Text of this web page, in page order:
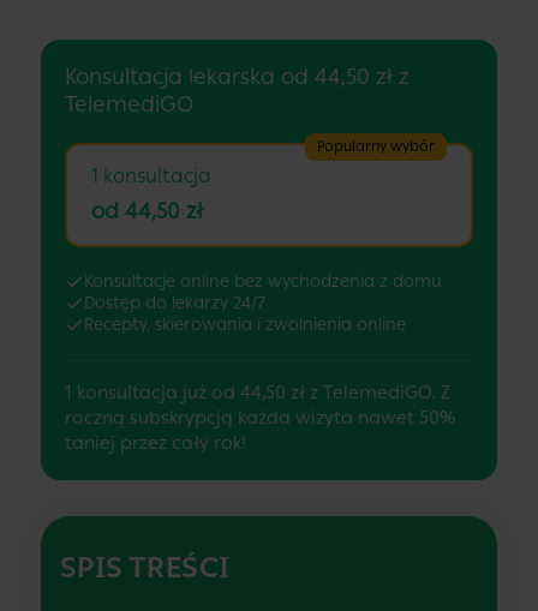
Konsultacja lekarska od 44,50 zł z
TelemediGO
Popularny wybór
1 konsultacja
od 44,50 zł
Konsultacje online bez wychodzenia z domu
Dostęp do lekarzy 24/7
Recepty, skierowania i zwolnienia online
1 konsultacja już od 44,50 zł z TelemediGO. Z
roczną subskrypcją każda wizyta nawet 50%
taniej przez cały rok!
SPIS TREŚCI